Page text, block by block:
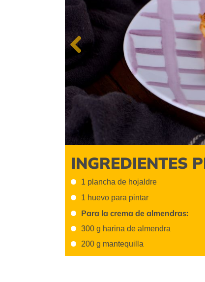
INGREDIENTES
1 plancha de hojaldre
1 huevo para pintar
Para la crema de almendras:
300 g harina de almendra
200 g mantequilla